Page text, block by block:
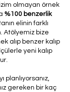
olmayan örnek
%100 benzerlik
elinin farklı
Atölyemiz bize
alıp benzer kalıp
yeni kalıp
planlıyorsanız,
gereken bir kaç